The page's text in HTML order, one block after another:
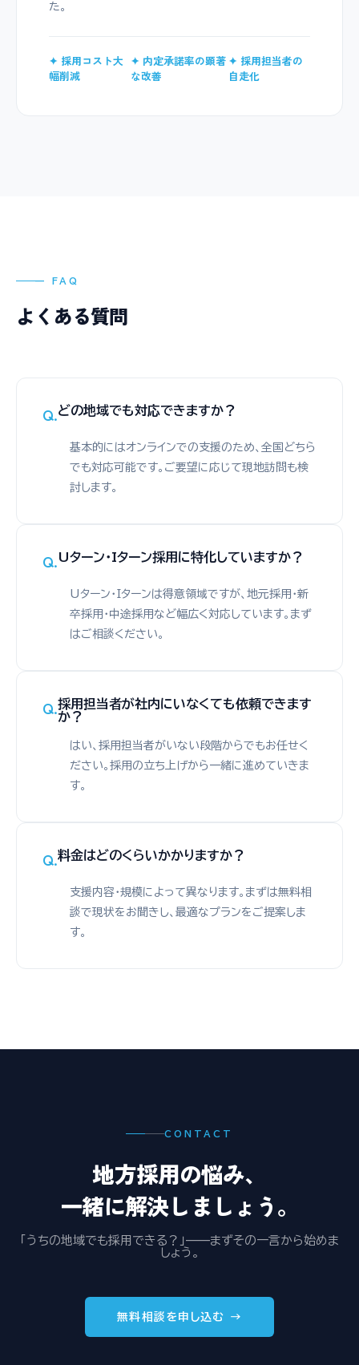
た。
✦ 採用コスト大
幅削減
✦ 内定承諾率の顕著
な改善
✦ 採用担当者の
自走化
— FAQ
よくある質問
どの地域でも対応できますか？
基本的にはオンラインでの支援のため、全国どちら
でも対応可能です。ご要望に応じて現地訪問も検
討します。
Uターン・Iターン採用に特化していますか？
Uターン・Iターンは得意領域ですが、地元採用・新
卒採用・中途採用など幅広く対応しています。まず
はご相談ください。
採用担当者が社内にいなくても依頼できます
か？
はい、採用担当者がいない段階からでもお任せく
ださい。採用の立ち上げから一緒に進めていきま
す。
料金はどのくらいかかりますか？
支援内容・規模によって異なります。まずは無料相
談で現状をお聞きし、最適なプランをご提案しま
す。
CONTACT
地方採用の悩み、
一緒に解決しましょう。
「うちの地域でも採用できる？」——まずその一言から始めま
しょう。
無料相談を申し込む →